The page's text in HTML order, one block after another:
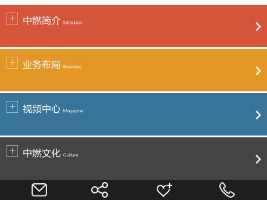
中燃简介 Introduce
业务布局 Business
视频中心 Magazine
中燃文化 Culture